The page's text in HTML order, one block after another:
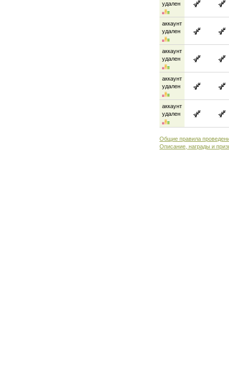
удален
аккаунт
удален
аккаунт
удален
аккаунт
удален
аккаунт
удален
Общие правила
Описание, награды и